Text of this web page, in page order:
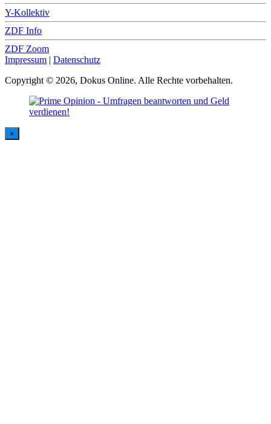
Y-Kollektiv
ZDF Info
ZDF Zoom
Impressum | Datenschutz
Copyright © 2026, Dokus Online. Alle Rechte vorbehalten.
×